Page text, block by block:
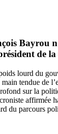
Bayrou
de
lourd du
tendue de
sur la
affirmée
du parcours